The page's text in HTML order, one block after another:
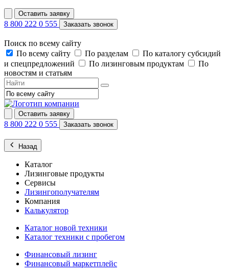
Оставить заявку
8 800 222 0 555 Заказать звонок
Поиск по всему сайту
По всему сайту
По разделам
По каталогу субсидий
и спецпредложений
По лизинговым продуктам
По
новостям и статьям
Оставить заявку
8 800 222 0 555 Заказать звонок
Назад
Каталог
Лизинговые продукты
Сервисы
Лизингополучателям
Компания
Калькулятор
Каталог новой техники
Каталог техники с пробегом
Финансовый лизинг
Финансовый маркетплейс